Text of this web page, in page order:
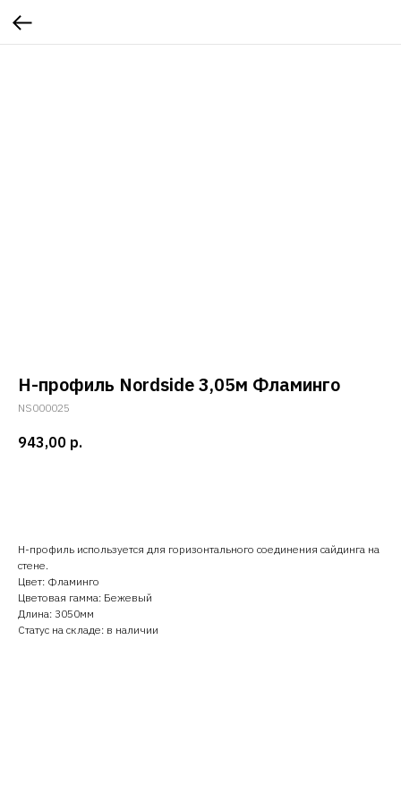
Н-профиль Nordside 3,05м Фламинго
NS000025
943,00 р.
H-профиль используется для горизонтального соединения сайдинга на
стене.
Цвет: Фламинго
Цветовая гамма: Бежевый
Длина: 3050мм
Статус на складе: в наличии